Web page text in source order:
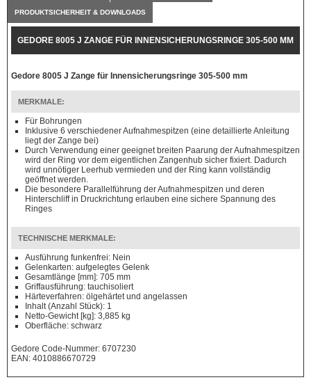
PRODUKTSICHERHEIT & DOWNLOADS
GEDORE 8005 J ZANGE FÜR INNENSICHERUNGSRINGE 305-500 MM
Gedore 8005 J Zange für Innensicherungsringe 305-500 mm
MERKMALE:
Für Bohrungen
Inklusive 6 verschiedener Aufnahmespitzen (eine detaillierte Anleitung
liegt der Zange bei)
Durch Verwendung einer geeignet breiten Paarung der Aufnahmespitzen
wird der Ring vor dem eigentlichen Zangenhub sicher fixiert. Dadurch
wird unnötiger Leerhub vermieden und der Ring kann vollständig
geöffnet werden.
Die besondere Parallelführung der Aufnahmespitzen und deren
Hinterschliff in Druckrichtung erlauben eine sichere Spannung des
Ringes
TECHNISCHE MERKMALE:
Ausführung funkenfrei: Nein
Gelenkarten: aufgelegtes Gelenk
Gesamtlänge [mm]: 705 mm
Griffausführung: tauchisoliert
Härteverfahren: ölgehärtet und angelassen
Inhalt (Anzahl Stück): 1
Netto-Gewicht [kg]: 3,885 kg
Oberfläche: schwarz
Gedore Code-Nummer: 6707230
EAN: 4010886670729